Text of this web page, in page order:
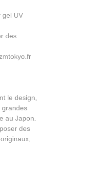
gel UV
des
le design,
grandes
au Japon.
des